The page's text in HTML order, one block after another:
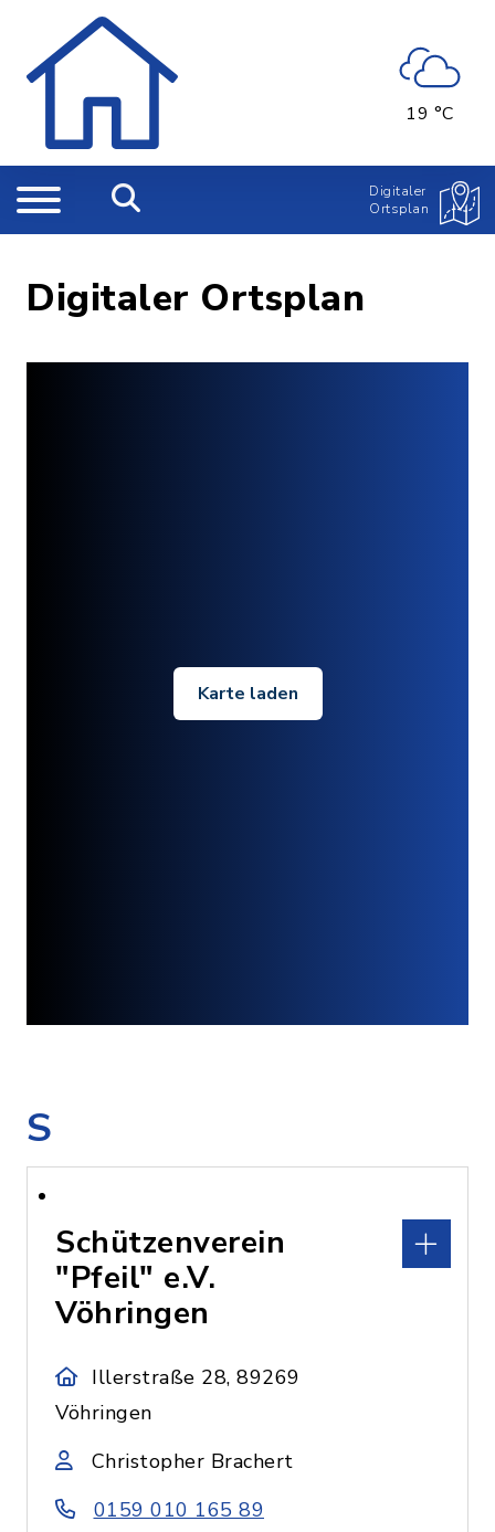
19 °C
Digitaler
Ortsplan
Digitaler Ortsplan
Karte laden
S
Schützenverein
"Pfeil" e.V.
Vöhringen
Illerstraße 28, 89269
Vöhringen
Christopher Brachert
0159 010 165 89